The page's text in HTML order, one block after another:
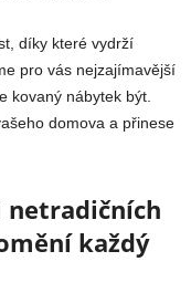
díky které vydrží
pro vás nejzajímavější
kovaný nábytek být.
domova a přinese
netradičních
každý